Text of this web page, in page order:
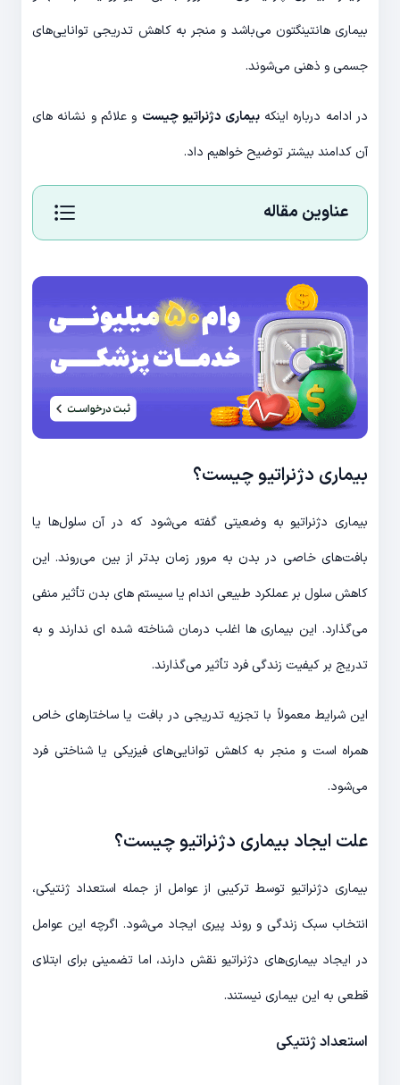
بیماری هانتینگتون می‌باشد و منجر به کاهش تدریجی توانایی‌های
جسمی و ذهنی می‌شوند.
در ادامه درباره اینکهبیماری دژنراتیو چیست و علائم و نشانه های
آن کدامند بیشتر توضیح خواهیم داد.
عناوین مقاله
بیماری دژنراتیو چیست؟
بیماری دژنراتیو به وضعیتی گفته می‌شود که در آن سلول‌ها یا
بافت‌های خاصی در بدن به مرور زمان بدتر از بین می‌روند. این
کاهش سلول بر عملکرد طبیعی اندام یا سیستم های بدن تأثیر منفی
می‌گذارد. این بیماری ها اغلب درمان شناخته شده ای ندارند و به
تدریج بر کیفیت زندگی فرد تأثیر می‌گذارند.
این شرایط معمولاً با تجزیه تدریجی در بافت یا ساختارهای خاص
همراه است و منجر به کاهش توانایی‌های فیزیکی یا شناختی فرد
می‌شود.
علت ایجاد بیماری دژنراتیو چیست؟
بیماری دژنراتیو توسط ترکیبی از عوامل از جمله استعداد ژنتیکی،
انتخاب سبک زندگی و روند پیری ایجاد می‌شود. اگرچه این عوامل
در ایجاد بیماری‌های دژنراتیو نقش دارند، اما تضمینی برای ابتلای
قطعی به این بیماری نیستند.
استعداد ژنتیکی